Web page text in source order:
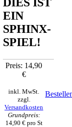
EIN
SPHINX-
SPIEL!
Preis: 14,90
€
inkl. MwSt.
zzgl.
Versandkosten
Grundpreis:
14,90 € pro St